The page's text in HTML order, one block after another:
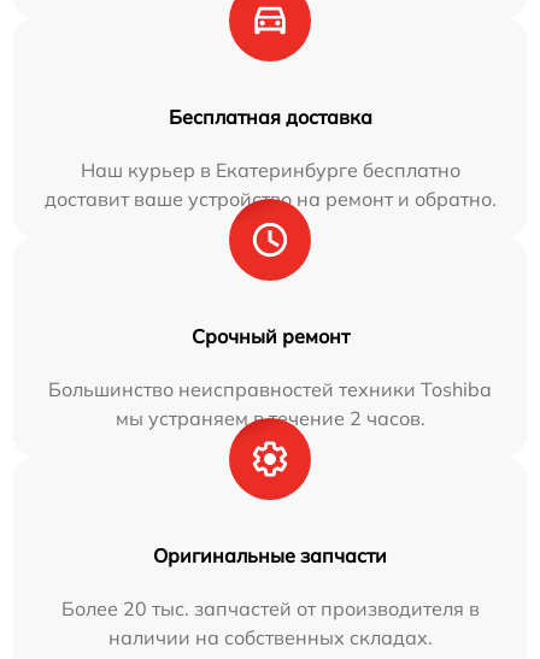
Бесплатная доставка
Наш курьер в Екатеринбурге бесплатно
доставит ваше устройство на ремонт и обратно.
Срочный ремонт
Большинство неисправностей техники Toshiba
мы устраняем в течение 2 часов.
Оригинальные запчасти
Более 20 тыс. запчастей от производителя в
наличии на собственных складах.